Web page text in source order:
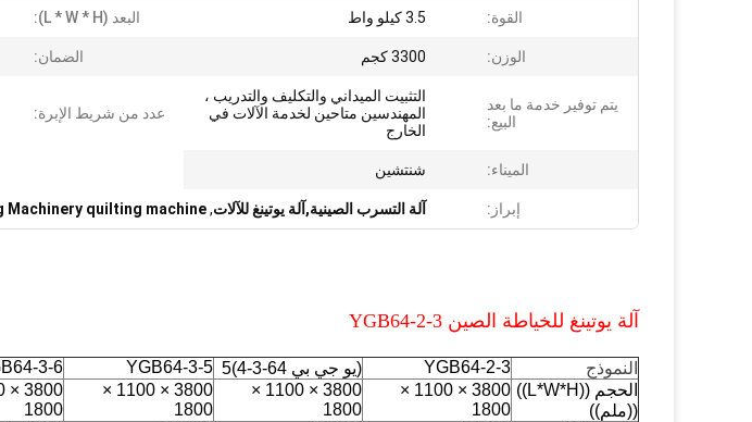
القوة: 3.5 كيلو واط البعد (L * W * H):
الوزن: 3300 كجم الضمان:
يتم توفير خدمة ما بعد
البيع:
التثبيت الميداني والتكليف والتدريب ،
المهندسين متاحين لخدمة الآلات في
الخارج
عدد من شريط الإبرة:
الميناء: شنتشين
إبراز: آلة التسرب الصينية,آلة يوتينغ للآلات,
Machinery quilting machine
آلة يوتينغ للخياطة الصين YGB64-2-3
النموذج YGB64-2-3 (يو جي بي 64-3-4)5 YGB64-3-5
3-6
الحجم ((L*W*H))
((ملم))
3800 × 1100 ×
1800
3800 × 1100 ×
1800
3800 × 1100 ×
1800
1800